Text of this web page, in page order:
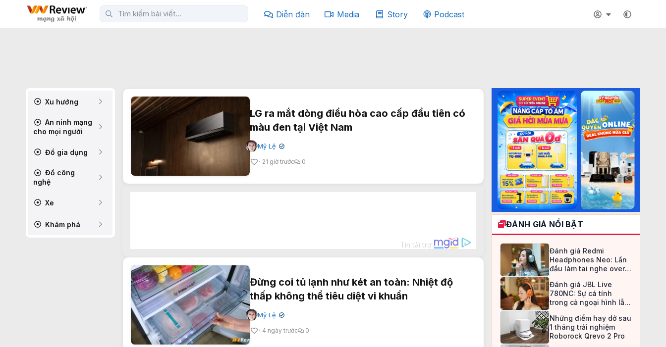
Diễn đàn Media Story Podcast
Xu hướng
An ninh mạng
cho mọi người
Đồ gia dụng
Đồ công
nghệ
Xe
Khám phá
LG ra mắt dòng điều hòa cao cấp đầu tiên có
màu đen tại Việt Nam
Mỹ Lệ ✔
21 giờ trước 0
Đừng coi tủ lạnh như két an toàn: Nhiệt độ
thấp không thể tiêu diệt vi khuẩn
Mỹ Lệ ✔
4 ngày trước 0
ĐÁNH GIÁ NỔI BẬT
Đánh giá Redmi
Headphones Neo: Lần
đầu làm tai nghe over-
an toàn
Đánh giá JBL Live
780NC: Sự cá tính
trong cả ngoại hình lẫn
Những điểm hay dở sau
1 tháng trải nghiệm
Roborock Qrevo 2 Pro